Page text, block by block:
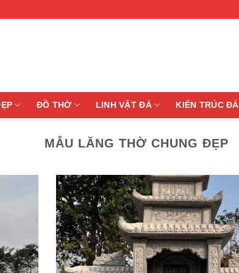
ĐỒ THỜ LINH VẬT ĐÁ KIẾN TRÚC ĐÁ
MẪU LĂNG THỜ CHUNG ĐẸP